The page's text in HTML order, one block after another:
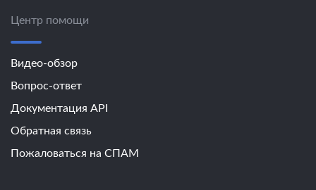
Центр помощи
Видео-обзор
Вопрос-ответ
Документация API
Обратная связь
Пожаловаться на СПАМ